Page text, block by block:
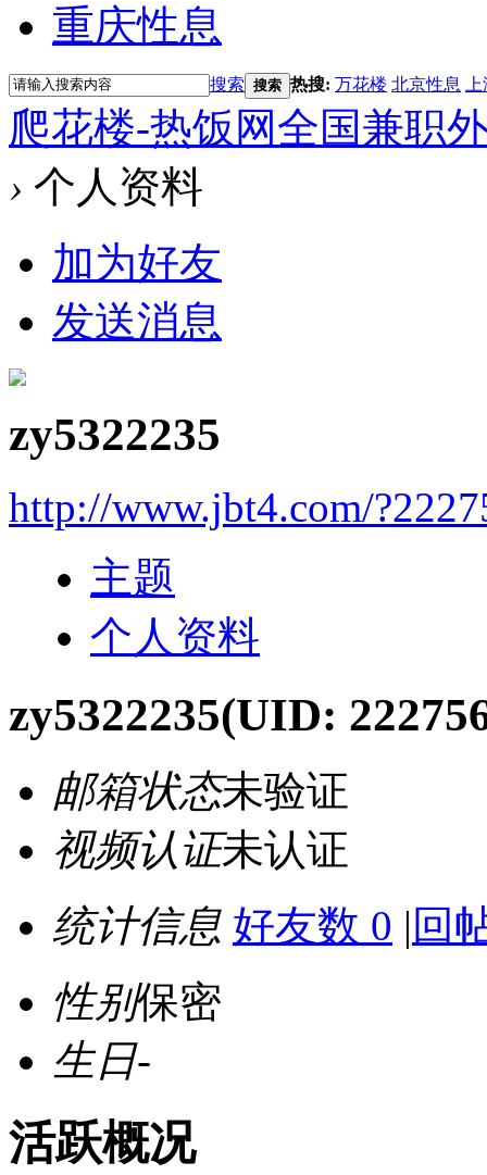
重庆性息
搜索 搜索 热搜: 万花楼 北京性息
爬花楼-热饭网全国兼职
› 个人资料
加为好友
发送消息
zy5322235
http://www.jbt4.com/
主题
个人资料
zy5322235(UID:
邮箱状态未验证
视频认证未认证
统计信息 好友数 0 | 回
性别保密
生日-
活跃概况